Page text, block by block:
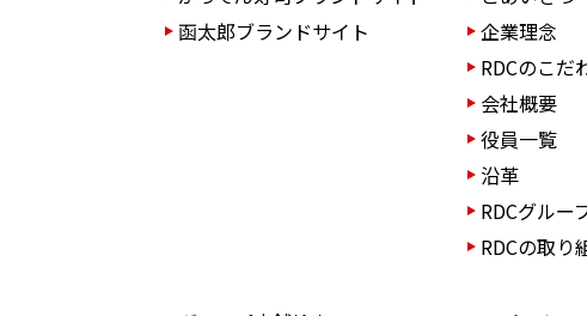
函太郎ブランドサイト
企業理念
RDCのこだ
会社概要
役員一覧
沿革
RDCグルー
RDCの取り